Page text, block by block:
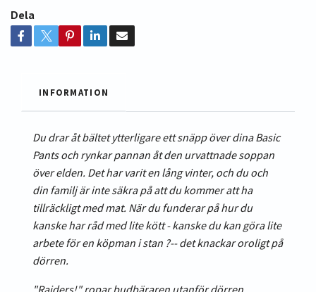
Dela
INFORMATION
Du drar åt bältet ytterligare ett snäpp över dina Basic
Pants och rynkar pannan åt den urvattnade soppan
över elden. Det har varit en lång vinter, och du och
din familj är inte säkra på att du kommer att ha
tillräckligt med mat. När du funderar på hur du
kanske har råd med lite kött - kanske du kan göra lite
arbete för en köpman i stan ?-- det knackar oroligt på
dörren.